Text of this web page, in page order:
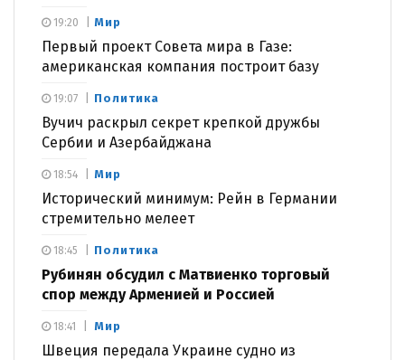
Мир
Первый проект Совета мира в Газе:
американская компания построит базу
19:20
Политика
Вучич раскрыл секрет крепкой дружбы
Сербии и Азербайджана
19:07
Мир
Исторический минимум: Рейн в Германии
стремительно мелеет
18:54
Политика
Рубинян обсудил с Матвиенко торговый
спор между Арменией и Россией
18:45
Мир
Швеция передала Украине судно из
18:41